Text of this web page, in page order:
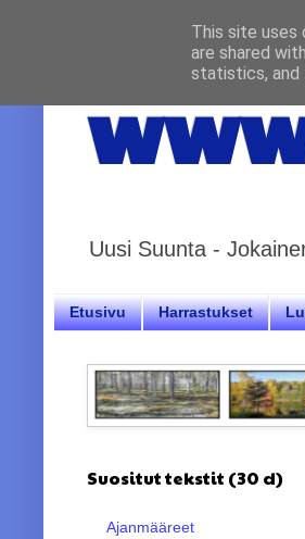
Uusi Suunta -
Etusivu Harrastukset
Suositut tekstit (30 d)
Ajanmääreet
This site uses
are shared
statistics, and